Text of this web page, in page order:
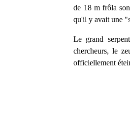
de 18 m frôla
qu'il y avait une
Le grand
chercheurs, le
officiellement